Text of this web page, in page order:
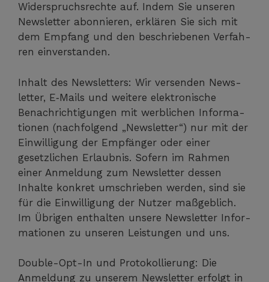
Wider­spruchs­rech­te auf. Indem Sie unse­ren
News­let­ter abon­nie­ren, erklä­ren Sie sich mit
dem Emp­fang und den beschrie­be­nen Ver­fah­
ren einverstanden.
Inhalt des News­let­ters: Wir ver­sen­den News­
let­ter, E‑Mails und wei­te­re elek­tro­ni­sche
Benach­rich­ti­gun­gen mit werb­li­chen Infor­ma­
tio­nen (nach­fol­gend „News­let­ter“) nur mit der
Ein­wil­li­gung der Emp­fän­ger oder einer
gesetz­li­chen Erlaub­nis. Sofern im Rah­men
einer Anmel­dung zum News­let­ter des­sen
Inhal­te kon­kret umschrie­ben wer­den, sind sie
für die Ein­wil­li­gung der Nut­zer maß­geb­lich.
Im Übri­gen ent­hal­ten unse­re News­let­ter Infor­
ma­tio­nen zu unse­ren Leis­tun­gen und uns.
Dou­ble-Opt-In und Pro­to­kol­lie­rung: Die
Anmel­dung zu unse­rem News­let­ter erfolgt in